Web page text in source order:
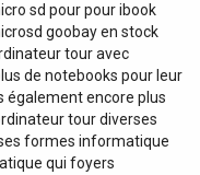
sd pour pour ibook
goobay en stock
tour avec
de notebooks pour leur
également encore plus
tour diverses
formes informatique
qui foyers